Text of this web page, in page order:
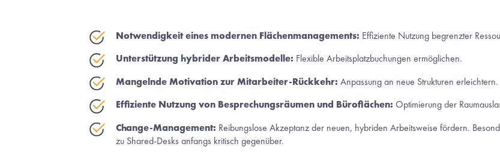
Unterstützung hybrider Arbeitsmodelle: Flexible Arbeitsplatzbuchungen ermöglichen.
Notwendigkeit eines modernen Flächenmanagements: Effiziente Nutzung begrenzter
Effiziente Nutzung von Besprechungsräumen und Büroflächen: Optimierung der
Change-Management: Reibungslose Akzeptanz der neuen, hybriden Arbeitsweise fördern.
zu Shared-Desks anfangs kritisch gegenüber.
Mangelnde Motivation zur Mitarbeiter-Rückkehr: Anpassung an neue Strukturen erleichtern.